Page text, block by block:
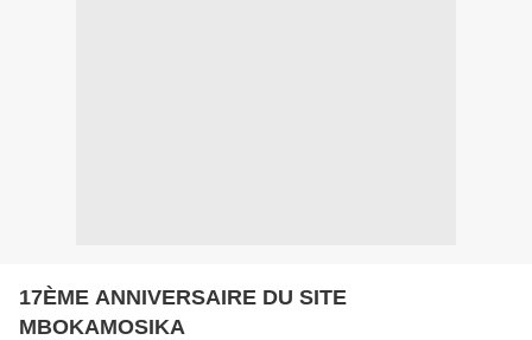
17ÈME ANNIVERSAIRE DU SITE
MBOKAMOSIKA